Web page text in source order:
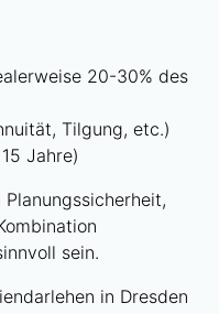
20-30% des
Tilgung, etc.)
Jahre)
sein.
in Dresden